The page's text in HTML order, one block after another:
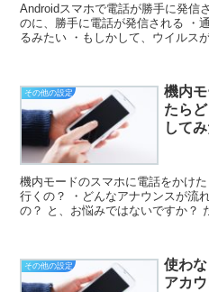
Androidスマホで電話が勝手に発
のに、勝手に電話が発信される ・
るみたい ・もしかして、ウイルス
その他の設定
機内
たら
して
機内モードのスマホに電話をかけ
行くの？ ・どんなアナウンスが流
の？ と、お悩みではないですか？
その他の設定
使わ
アカ